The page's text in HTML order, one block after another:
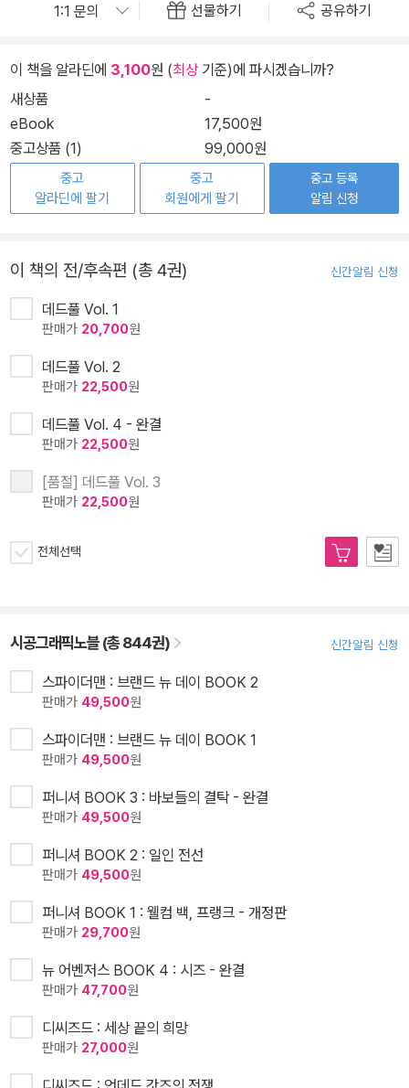
선물하기 공유하기
이 책을 알라딘에 3,100원 (최상기준)에 파시겠습니까?
새상품
-
eBook
17,500원
중고상품 (1)
99,000원
중고
알라딘에 팔기
중고
회원에게 팔기
중고 등록
알림 신청
이 책의 전/후속편 (총 4권) 신간알림 신청
데드풀 Vol. 1
판매가 20,700원
데드풀 Vol. 2
판매가 22,500원
데드풀 Vol. 4 - 완결
판매가 22,500원
[품절] 데드풀 Vol. 3
판매가 22,500원
전체선택
시공그래픽노블 (총 844권) 신간알림 신청
스파이더맨 : 브랜드 뉴 데이 BOOK 2
판매가 49,500원
스파이더맨 : 브랜드 뉴 데이 BOOK 1
판매가 49,500원
퍼니셔 BOOK 3 : 바보들의 결탁 - 완결
판매가 49,500원
퍼니셔 BOOK 2 : 일인 전선
판매가 49,500원
퍼니셔 BOOK 1 : 웰컴 백, 프랭크 - 개정판
판매가 29,700원
뉴 어벤저스 BOOK 4 : 시즈 - 완결
판매가 47,700원
디씨즈드 : 세상 끝의 희망
판매가 27,000원